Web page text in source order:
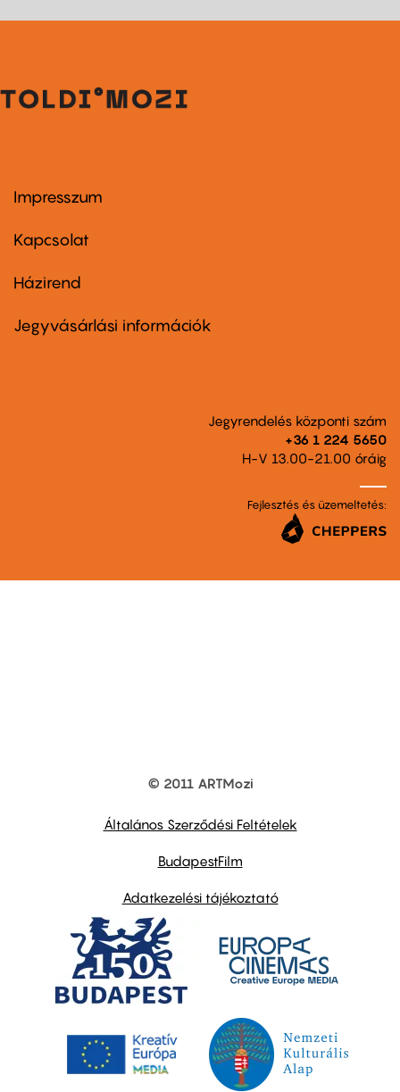
Footer
first
Impresszum
Kapcsolat
Footer
second
Házirend
Jegyvásárlási információk
Jegyrendelés központi szám
+36 1 224 5650
H-V 13.00-21.00 óráig
Fejlesztés és üzemeltetés:
© 2011 ARTMozi
Általános Szerződési Feltételek
BudapestFilm
Adatkezelési tájékoztató